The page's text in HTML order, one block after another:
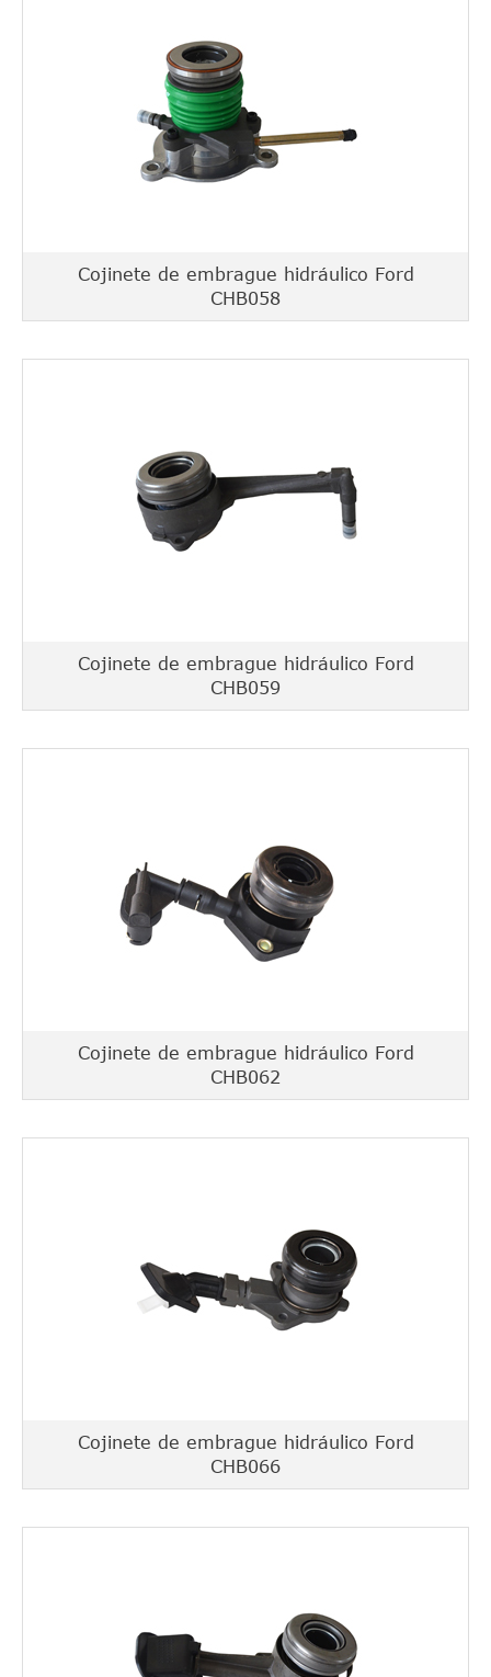
Cojinete de embrague hidráulico Ford
CHB058
Cojinete de embrague hidráulico Ford
CHB059
Cojinete de embrague hidráulico Ford
CHB062
Cojinete de embrague hidráulico Ford
CHB066